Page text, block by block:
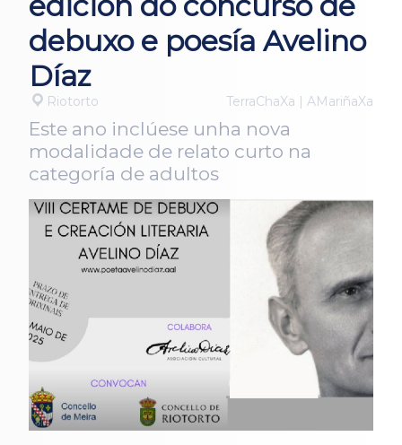
debuxo e poesía Avelino
Díaz
Riotorto TerraChaXa | AMariñaXa
Este ano inclúese unha nova
modalidade de relato curto na
categoría de adultos